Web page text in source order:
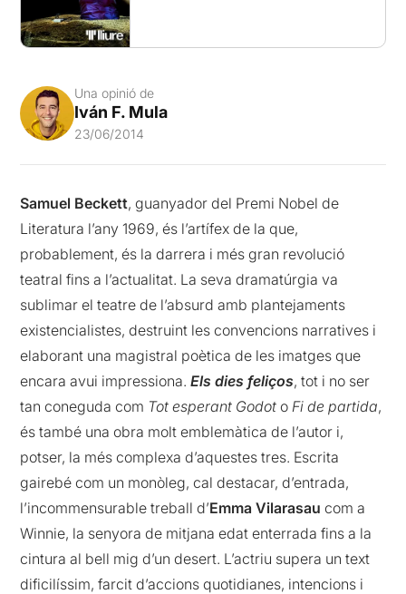
Una opinió de
Iván F. Mula
23/06/2014
Samuel Beckett, guanyador del Premi Nobel de
Literatura l’any 1969, és l’artífex de la que,
probablement, és la darrera i més gran revolució
teatral fins a l’actualitat. La seva dramatúrgia va
sublimar el teatre de l’absurd amb plantejaments
existencialistes, destruint les convencions narratives i
elaborant una magistral poètica de les imatges que
encara avui impressiona.Els dies feliços, tot i no ser
tan coneguda com Tot esperant Godot o Fi de partida,
és també una obra molt emblemàtica de l’autor i,
potser, la més complexa d’aquestes tres. Escrita
gairebé com un monòleg, cal destacar, d’entrada,
l’incommensurable treball d’Emma Vilarasaucom a
Winnie, la senyora de mitjana edat enterrada fins a la
cintura al bell mig d’un desert. L’actriu supera un text
dificilíssim, farcit d’accions quotidianes, intencions i